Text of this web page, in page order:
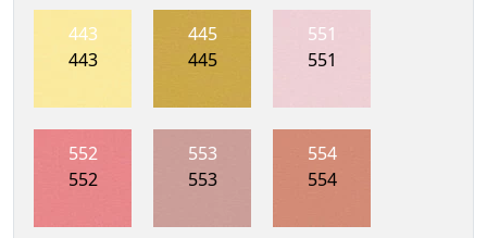
443
443
445
445
551
551
552
552
553
553
554
554